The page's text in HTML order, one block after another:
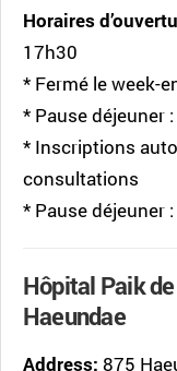
Horaires
17h30
* Fermé le week-
* Pause déjeuner
* Inscriptions
consultations
* Pause déjeuner
Hôpital Paik de
Haeundae
Address: 875